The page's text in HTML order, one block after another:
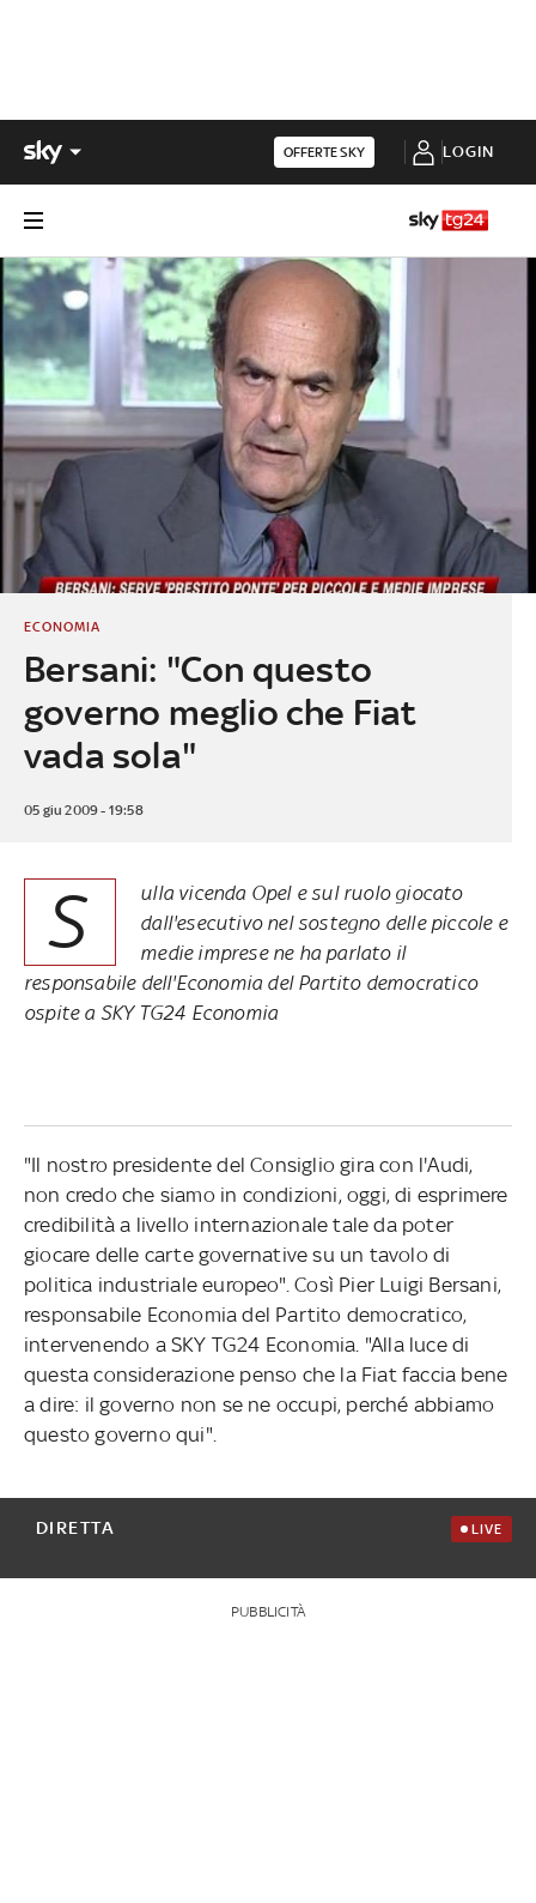
OFFERTE SKY LOGIN
Bersani: "Con questo
governo meglio che Fiat
vada sola"
ECONOMIA
05 giu 2009 - 19:58
S
ulla vicenda Opel e sul ruolo giocato
dall'esecutivo nel sostegno delle piccole e
medie imprese ne ha parlato il
responsabile dell'Economia del Partito democratico
ospite a SKY TG24 Economia
"Il nostro presidente del Consiglio gira con l'Audi,
non credo che siamo in condizioni, oggi, di esprimere
credibilità a livello internazionale tale da poter
giocare delle carte governative su un tavolo di
politica industriale europeo". Così Pier Luigi Bersani,
responsabile Economia del Partito democratico,
intervenendo a SKY TG24 Economia. "Alla luce di
questa considerazione penso che la Fiat faccia bene
a dire: il governo non se ne occupi, perché abbiamo
questo governo qui".
DIRETTA LIVE
PUBBLICITÀ